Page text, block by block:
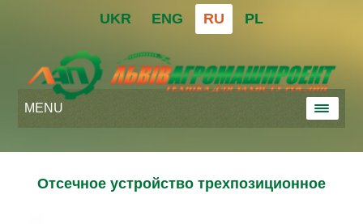
UKR ENG RU PL
MENU
Отсечное устройство трехпозиционное